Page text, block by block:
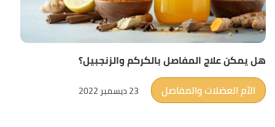
هل يمكن علاج المفاصل بالكركم والزنجبيل؟
الآم العضلات والمفاصل
23 ديسمبر 2022